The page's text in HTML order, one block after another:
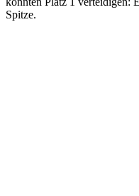
Spitze.